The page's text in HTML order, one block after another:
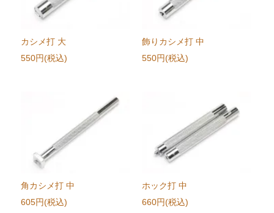
カシメ打 大
550円(税込)
飾りカシメ打 中
550円(税込)
角カシメ打 中
605円(税込)
ホック打 中
660円(税込)